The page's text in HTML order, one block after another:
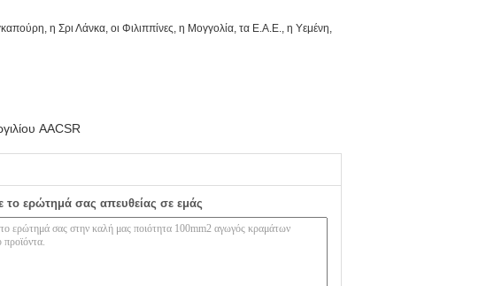
η Σρι Λάνκα, οι Φιλιππίνες, η Μογγολία, τα Ε.Α.Ε., η Υεμένη,
AACSR
το ερώτημά σας απευθείας σε εμάς